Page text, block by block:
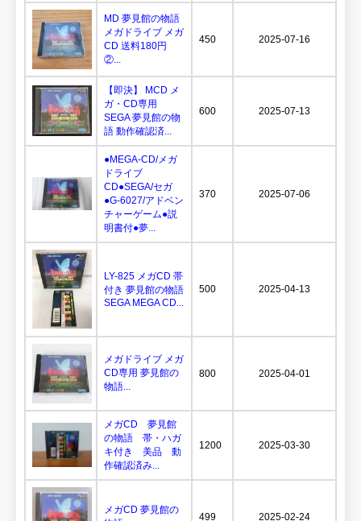
MD 夢見館の物語
メガドライブ メガ
CD 送料180円
②...
450 2025-07-16
【即決】 MCD メ
ガ・CD専用
SEGA 夢見館の物
語 動作確認済...
600 2025-07-13
●MEGA-CD/メガ
ドライブ
CD●SEGA/セガ
●G-6027/アドベン
チャーゲーム●説
明書付●夢...
370 2025-07-06
LY-825 メガCD 帯
付き 夢見館の物語
SEGA MEGA CD...
500 2025-04-13
メガドライブ メガ
CD専用 夢見館の
物語...
800 2025-04-01
メガCD 夢見館
の物語 帯・ハガ
キ付き 美品 動
作確認済み...
1200 2025-03-30
メガCD 夢見館の
499 2025-02-24